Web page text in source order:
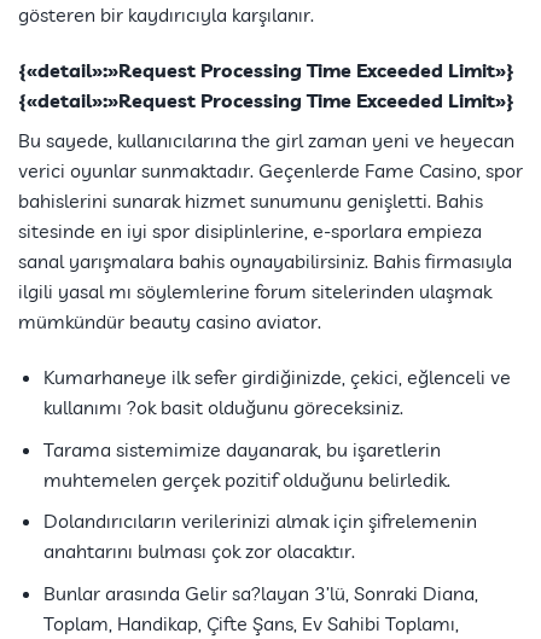
gösteren bir kaydırıcıyla karşılanır.
{«detail»:»Request Processing Time Exceeded Limit»}
{«detail»:»Request Processing Time Exceeded Limit»}
Bu sayede, kullanıcılarına the girl zaman yeni ve heyecan
verici oyunlar sunmaktadır. Geçenlerde Fame Casino, spor
bahislerini sunarak hizmet sunumunu genişletti. Bahis
sitesinde en iyi spor disiplinlerine, e-sporlara empieza
sanal yarışmalara bahis oynayabilirsiniz. Bahis firmasıyla
ilgili yasal mı söylemlerine forum sitelerinden ulaşmak
mümkündür beauty casino aviator.
Kumarhaneye ilk sefer girdiğinizde, çekici, eğlenceli ve
kullanımı ?ok basit olduğunu göreceksiniz.
Tarama sistemimize dayanarak, bu işaretlerin
muhtemelen gerçek pozitif olduğunu belirledik.
Dolandırıcıların verilerinizi almak için şifrelemenin
anahtarını bulması çok zor olacaktır.
Bunlar arasında Gelir sa?layan 3’lü, Sonraki Diana,
Toplam, Handikap, Çifte Şans, Ev Sahibi Toplamı,